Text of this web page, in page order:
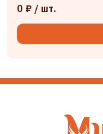
0 ₽ / шт.